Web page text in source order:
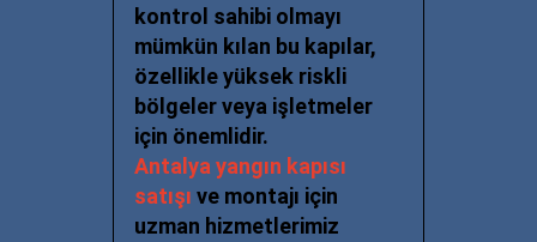
kontrol sahibi olmayı
mümkün kılan bu kapılar,
özellikle yüksek riskli
bölgeler veya işletmeler
için önemlidir.
Antalya yangın kapısı
satışı ve montajı için
uzman hizmetlerimiz